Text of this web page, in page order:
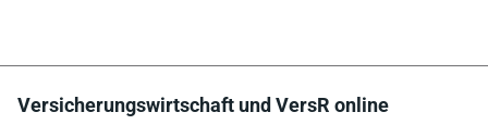
Versicherungswirtschaft und VersR online